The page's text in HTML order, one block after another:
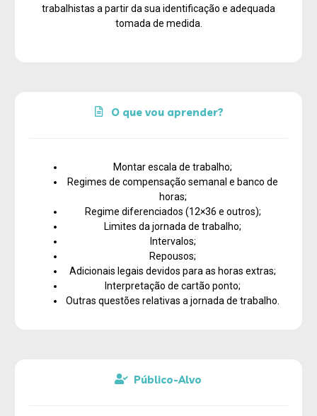
trabalhistas a partir da sua identificação e adequada
tomada de medida.
O que vou aprender?
Montar escala de trabalho;
Regimes de compensação semanal e banco de
horas;
Regime diferenciados (12×36 e outros);
Limites da jornada de trabalho;
Intervalos;
Repousos;
Adicionais legais devidos para as horas extras;
Interpretação de cartão ponto;
Outras questões relativas a jornada de trabalho.
Público-Alvo